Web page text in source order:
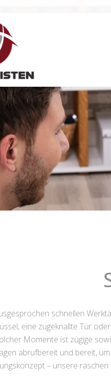
schnellen
eine zugeknallte Tür
Momente ist zügige
abrufbereit und bereit,
– unsere